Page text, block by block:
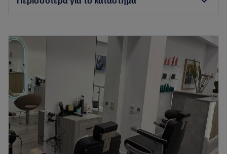
Τρίτη
10:30
Πέμπτη
10:30–19:30
Παρασκευή
10:30–19:30
Σάββατο
09:00–18:00
Κλειστό
Go to venue